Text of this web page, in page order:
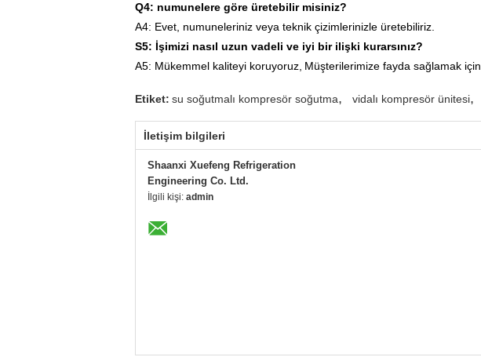
Q4: numunelere göre üretebilir misiniz?
A4: Evet, numuneleriniz veya teknik çizimlerinizle üretebiliriz.
S5: İşimizi nasıl uzun vadeli ve iyi bir ilişki kurarsınız?
A5: Mükemmel kaliteyi koruyoruz, Müşterilerimize fayda sağlamak için
Etiket: su soğutmalı kompresör soğutma, vidalı kompresör ünitesi,
İletişim bilgileri
Shaanxi Xuefeng Refrigeration
Engineering Co. Ltd.
İlgili kişi: admin